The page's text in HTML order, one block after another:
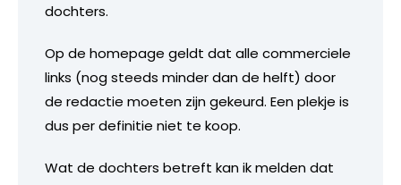
dochters.
Op de homepage geldt dat alle commerciele
links (nog steeds minder dan de helft) door
de redactie moeten zijn gekeurd. Een plekje is
dus per definitie niet te koop.
Wat de dochters betreft kan ik melden dat